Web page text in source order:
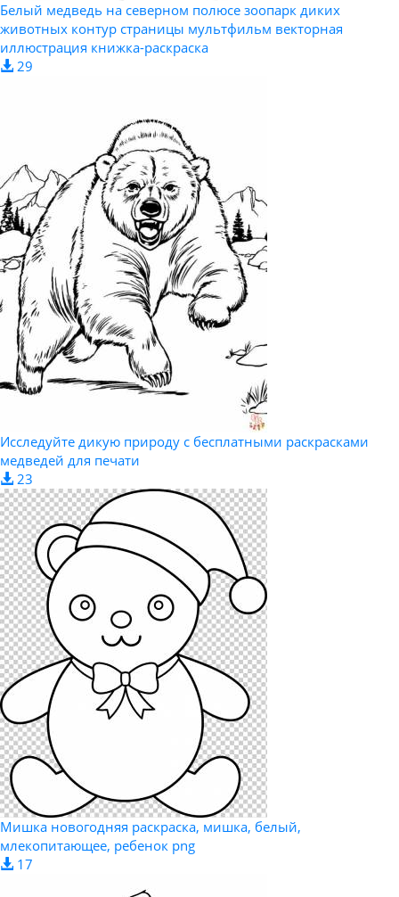
Белый медведь на северном полюсе зоопарк диких
животных контур страницы мультфильм векторная
иллюстрация книжка-раскраска
29
Исследуйте дикую природу с бесплатными раскрасками
медведей для печати
23
Мишка новогодняя раскраска, мишка, белый,
млекопитающее, ребенок png
17